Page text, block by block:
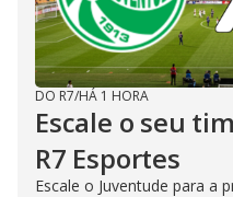
DO R7/HÁ 1 HORA
Escale o seu
R7 Esportes
Escale o Juventude para a